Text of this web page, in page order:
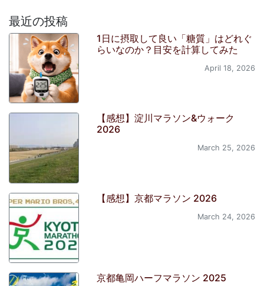
最近の投稿
1日に摂取して良い「糖質」はどれぐ
らいなのか？目安を計算してみた
April 18, 2026
【感想】淀川マラソン&ウォーク
2026
March 25, 2026
【感想】京都マラソン 2026
March 24, 2026
京都亀岡ハーフマラソン 2025